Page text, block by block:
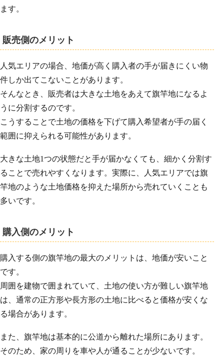
ます。
販売側のメリット
人気エリアの場合、地価が高く購入者の手が届きにくい物
件しか出てこないことがあります。
そんなとき、販売者は大きな土地をあえて旗竿地になるよ
うに分割するのです。
こうすることで土地の価格を下げて購入希望者が手の届く
範囲に抑えられる可能性があります。
大きな土地1つの状態だと手が届かなくても、細かく分割す
ることで売れやすくなります。実際に、人気エリアでは旗
竿地のような土地価格を抑えた場所から売れていくことも
多いです。
購入側のメリット
購入する側の旗竿地の最大のメリットは、地価が安いこと
です。
周囲を建物で囲まれていて、土地の使い方が難しい旗竿地
は、通常の正方形や長方形の土地に比べると価格が安くな
る場合があります。
また、旗竿地は基本的に公道から離れた場所にあります。
そのため、家の周りを車や人が通ることが少ないです。